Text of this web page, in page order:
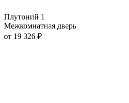
Плутоний 1
Межкомнатная дверь
от 19 326 ₽